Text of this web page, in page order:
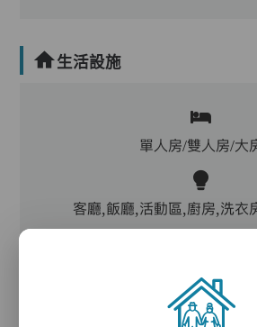
生活設施
單人房/雙人房/大
客廳,飯廳,活動區,廚房,洗衣
椅